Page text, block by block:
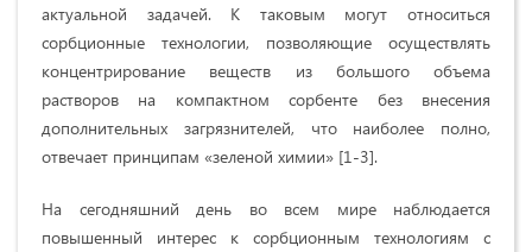
актуальной задачей. К таковым могут относиться
сорбционные технологии, позволяющие осуществлять
концентрирование веществ из большого объема
растворов на компактном сорбенте без внесения
дополнительных загрязнителей, что наиболее полно,
отвечает принципам «зеленой химии» [1-3].
На сегодняшний день во всем мире наблюдается
повышенный интерес к сорбционным технологиям с